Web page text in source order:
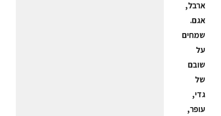
ארבל,
אגם.
שמחים
על
שובם
של
גדי,
עופר,